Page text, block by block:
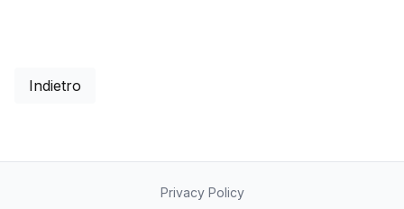
Indietro
Privacy Policy